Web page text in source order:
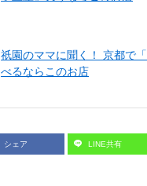
祇園のママに聞く！ 京都で
べるならこのお店
シェア LINE共有